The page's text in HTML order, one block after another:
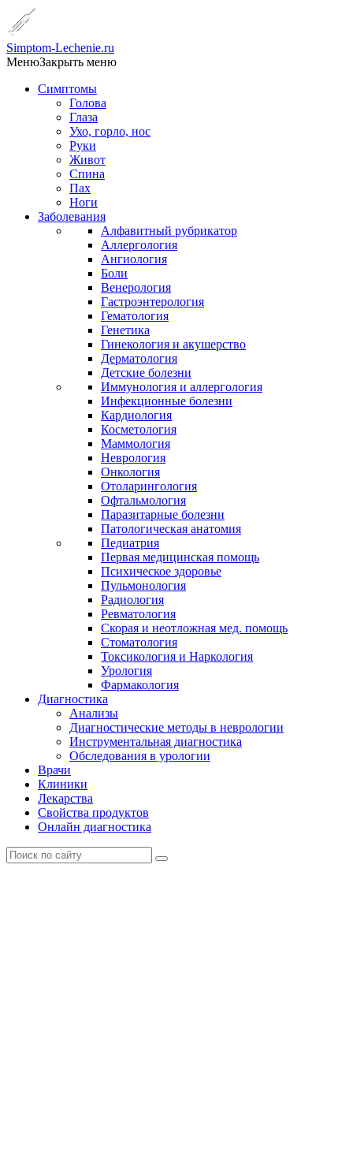
Simptom-Lechenie.ru
МенюЗакрыть меню
Симптомы
Голова
Глаза
Ухо, горло, нос
Руки
Живот
Спина
Пах
Ноги
Заболевания
Алфавитный рубрикатор
Аллергология
Ангиология
Боли
Венерология
Гастроэнтерология
Гематология
Генетика
Гинекология и акушерство
Дерматология
Детские болезни
Иммунология и аллергология
Инфекционные болезни
Кардиология
Косметология
Маммология
Неврология
Онкология
Отоларингология
Офтальмология
Паразитарные болезни
Патологическая анатомия
Педиатрия
Первая медицинская помощь
Психическое здоровье
Пульмонология
Радиология
Ревматология
Скорая и неотложная мед. помощь
Стоматология
Токсикология и Наркология
Урология
Фармакология
Диагностика
Анализы
Диагностические методы в неврологии
Инструментальная диагностика
Обследования в урологии
Врачи
Клиники
Лекарства
Свойства продуктов
Онлайн диагностика